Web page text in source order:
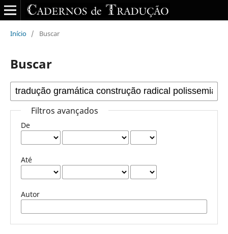
Início / Buscar
Buscar
Filtros avançados
De
Até
Autor